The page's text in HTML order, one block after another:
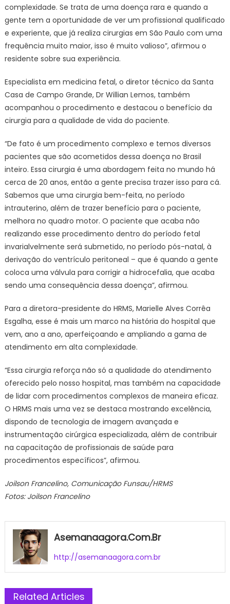
complexidade. Se trata de uma doença rara e quando a
gente tem a oportunidade de ver um profissional qualificado
e experiente, que já realiza cirurgias em São Paulo com uma
frequência muito maior, isso é muito valioso”, afirmou o
residente sobre sua experiência.
Especialista em medicina fetal, o diretor técnico da Santa
Casa de Campo Grande, Dr Willian Lemos, também
acompanhou o procedimento e destacou o benefício da
cirurgia para a qualidade de vida do paciente.
“De fato é um procedimento complexo e temos diversos
pacientes que são acometidos dessa doença no Brasil
inteiro. Essa cirurgia é uma abordagem feita no mundo há
cerca de 20 anos, então a gente precisa trazer isso para cá.
Sabemos que uma cirurgia bem-feita, no período
intrauterino, além de trazer benefício para o paciente,
melhora no quadro motor. O paciente que acaba não
realizando esse procedimento dentro do período fetal
invarialvelmente será submetido, no período pós-natal, à
derivação do ventrículo peritoneal – que é quando a gente
coloca uma válvula para corrigir a hidrocefalia, que acaba
sendo uma consequência dessa doença”, afirmou.
Para a diretora-presidente do HRMS, Marielle Alves Corrêa
Esgalha, esse é mais um marco na história do hospital que
vem, ano a ano, aperfeiçoando e ampliando a gama de
atendimento em alta complexidade.
“Essa cirurgia reforça não só a qualidade do atendimento
oferecido pelo nosso hospital, mas também na capacidade
de lidar com procedimentos complexos de maneira eficaz.
O HRMS mais uma vez se destaca mostrando excelência,
dispondo de tecnologia de imagem avançada e
instrumentação cirúrgica especializada, além de contribuir
na capacitação de profissionais de saúde para
procedimentos específicos”, afirmou.
Joilson Francelino, Comunicação Funsau/HRMS
Fotos: Joilson Francelino
Asemanaagora.com.br
http://asemanaagora.com.br
Related Articles